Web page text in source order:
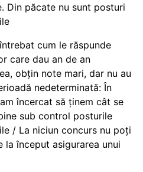
Din păcate nu sunt posturi
cum le răspunde
care dau an de an
obțin note mari, dar nu au
nedeterminată: În
încercat să ținem cât se
sub control posturile
/ La niciun concurs nu poți
la început asigurarea unui